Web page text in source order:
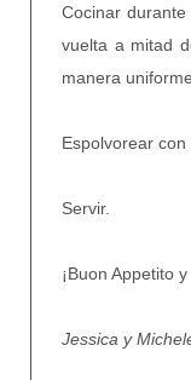
Cocinar
vuelta a mitad
manera uniforme.
Espolvorear con
Servir.
¡Buon Appetito
Jessica y